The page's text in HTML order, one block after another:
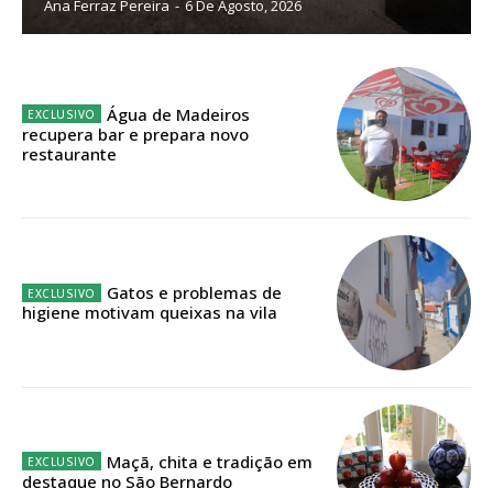
32€
Edição em papel entregue à Quinta-feira em sua
Acesso aos conteúdos Exclusivos para
Ofertas para assinatura anual
Ana Ferraz Pereira - 6 De Agosto, 2026
Água de Madeiros
recupera bar e prepara novo
restaurante
Gatos e problemas de
higiene motivam queixas na vila
Maçã, chita e tradição em
destaque no São Bernardo